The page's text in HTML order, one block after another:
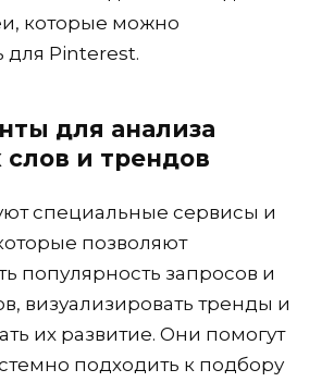
которые можно
для Pinterest.
для анализа
и трендов
специальные сервисы и
позволяют
популярность запросов и
визуализировать тренды и
их развитие. Они помогут
подходить к подбору